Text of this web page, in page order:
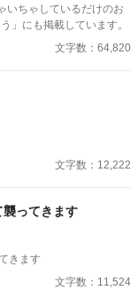
いちゃしているだけのお
ろう」にも掲載しています。
文字数：64,820
文字数：12,222
ってきます
きます
文字数：11,524